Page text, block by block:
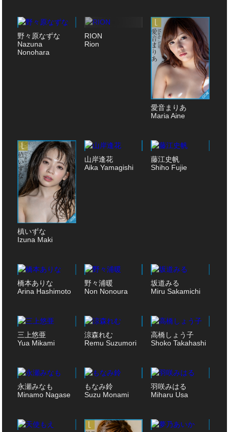
野々原なずな
Nazuna
Nonohara
RION
Rion
愛音まりあ
Maria Aine
槙いずな
Izuna Maki
山岸逢花
Aika Yamagishi
藤江史帆
Shiho Fujie
橋本ありな
Arina Hashimoto
野々浦暖
Non Nonoura
坂道みる
Miru Sakamichi
三上悠亜
Yua Mikami
涼森れむ
Remu Suzumori
高橋しょう子
Shoko Takahashi
永瀬みなも
Minamo Nagase
もなみ鈴
Suzu Monami
羽咲みはる
Miharu Usa